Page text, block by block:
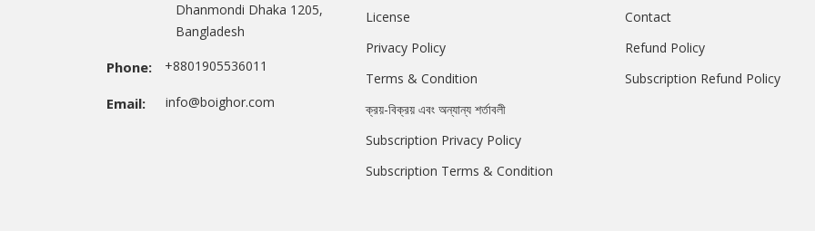
Dhanmondi Dhaka 1205,
Bangladesh
Phone: +8801905536011
Email: info@boighor.com
License
Privacy Policy
Terms & Condition
ক্রয়-বিক্রয় এবং অন্যান্য শর্তাবলী
Subscription Privacy Policy
Subscription Terms & Condition
Contact
Refund Policy
Subscription Refund Policy